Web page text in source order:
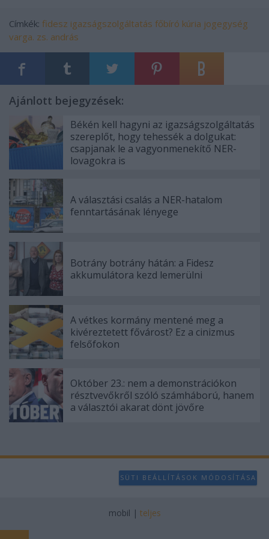
Címkék: fidesz igazságszolgáltatás főbíró kúria jogegység
varga. zs. andrás
Ajánlott bejegyzések:
Békén kell hagyni az igazságszolgáltatás
szereplőt, hogy tehessék a dolgukat:
csapjanak le a vagyonmenekítő NER-
lovagokra is
A választási csalás a NER-hatalom
fenntartásának lényege
Botrány botrány hátán: a Fidesz
akkumulátora kezd lemerülni
A vétkes kormány mentené meg a
kivéreztetett fővárost? Ez a cinizmus
felsőfokon
Október 23.: nem a demonstrációkon
résztvevőkről szóló számháború, hanem
a választói akarat dönt jövőre
SÜTI BEÁLLÍTÁSOK MÓDOSÍTÁSA
mobil | teljes